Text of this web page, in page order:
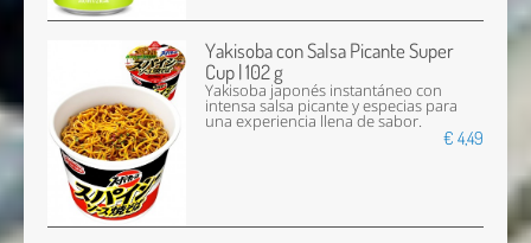
Yakisoba con Salsa Picante Super
Cup | 102 g
Yakisoba japonés instantáneo con
intensa salsa picante y especias para
una experiencia llena de sabor.
€ 4,49